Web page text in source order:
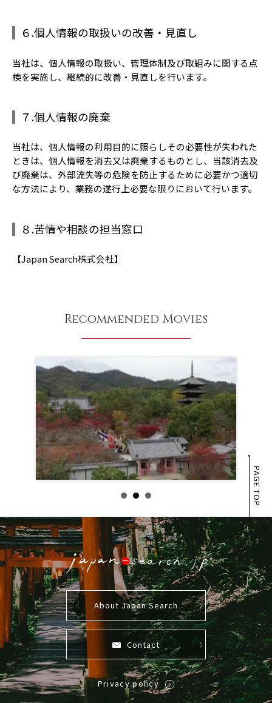
６.個人情報の取扱いの改善・見直し
当社は、個人情報の取扱い、管理体制及び取組みに関する点
検を実施し、継続的に改善・見直しを行います。
７.個人情報の廃棄
当社は、個人情報の利用目的に照らしその必要性が失われた
ときは、個人情報を消去又は廃棄するものとし、当該消去及
び廃棄は、外部流失等の危険を防止するために必要かつ適切
な方法により、業務の遂行上必要な限りにおいて行います。
８.苦情や相談の担当窓口
【Japan Search株式会社】
Recommended Movies
PAGE TOP
About Japan Search
Contact
Privacy policy